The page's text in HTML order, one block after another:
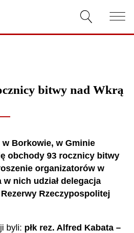
bitwy nad Wkrą
w Borkowie, w Gminie
obchody 93 rocznicy bitwy
organizatorów w
w nich udział delegacja
Rzeczypospolitej
byli: płk rez. Alfred Kabata –